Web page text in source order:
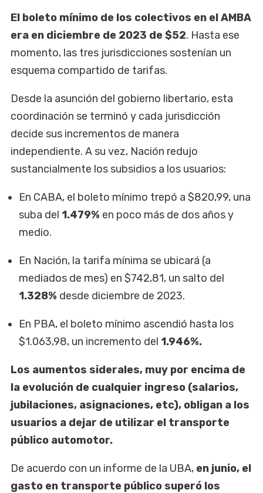
El boleto mínimo de los colectivos en el AMBA
era en diciembre de 2023 de $52. Hasta ese
momento, las tres jurisdicciones sostenían un
esquema compartido de tarifas.
Desde la asunción del gobierno libertario, esta
coordinación se terminó y cada jurisdicción
decide sus incrementos de manera
independiente. A su vez, Nación redujo
sustancialmente los subsidios a los usuarios:
En CABA, el boleto mínimo trepó a $820,99, una
suba del 1.479% en poco más de dos años y
medio.
En Nación, la tarifa mínima se ubicará (a
mediados de mes) en $742,81, un salto del
1.328% desde diciembre de 2023.
En PBA, el boleto mínimo ascendió hasta los
$1.063,98, un incremento del 1.946%.
Los aumentos siderales, muy por encima de
la evolución de cualquier ingreso (salarios,
jubilaciones, asignaciones, etc), obligan a los
usuarios a dejar de utilizar el transporte
público automotor.
De acuerdo con un informe de la UBA, en junio, el
gasto en transporte público superó los